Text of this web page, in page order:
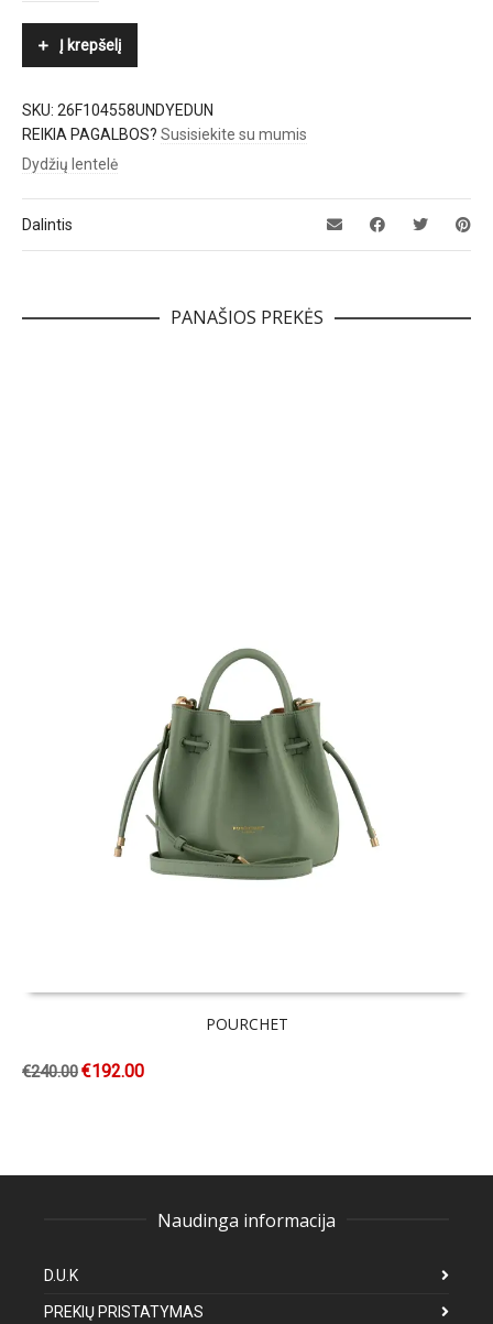
Į krepšelį
SKU: 26F104558UNDYEDUN
REIKIA PAGALBOS? Susisiekite su mumis
Dydžių lentelė
Dalintis
PANAŠIOS PREKĖS
POURCHET
€240.00€192.00
Naudinga informacija
D.U.K
PREKIŲ PRISTATYMAS